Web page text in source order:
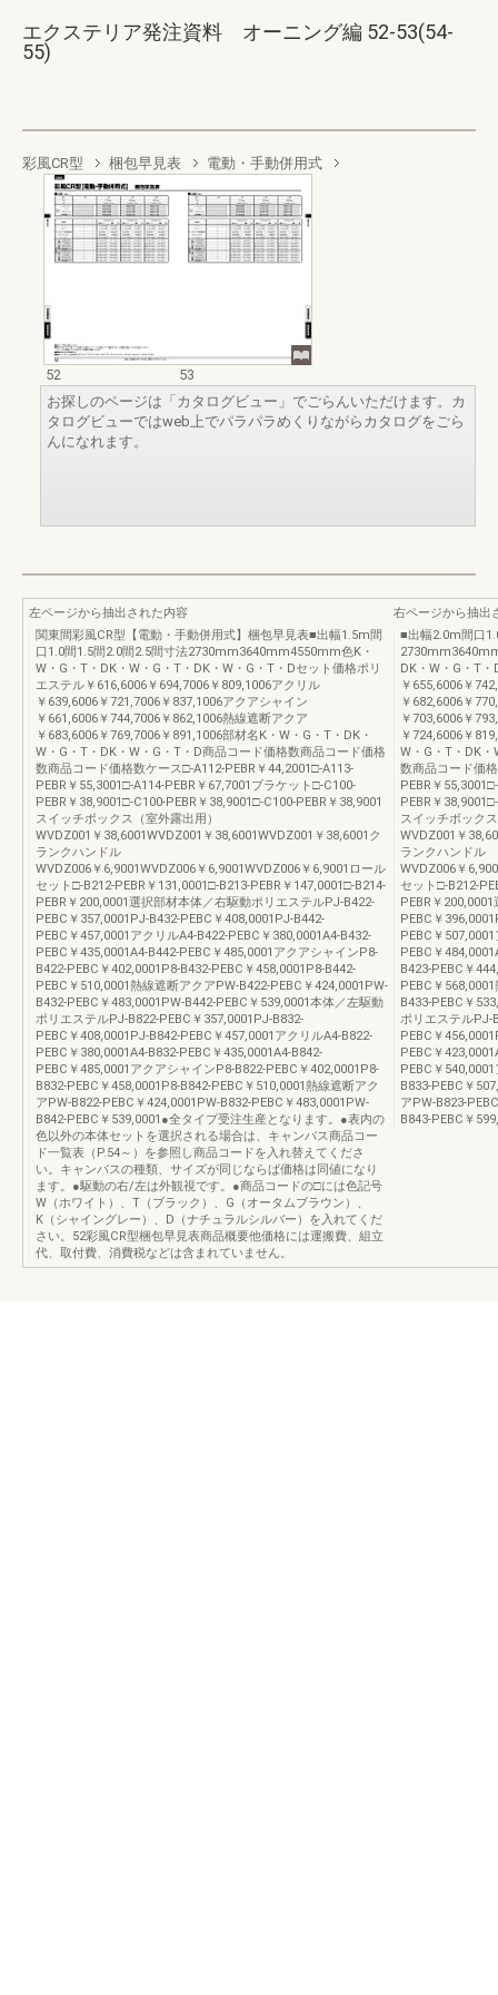
エクステリア発注資料 オーニング編 52-53(54-
55)
彩風CR型 梱包早見表 電動・手動併用式
52
53
お探しのページは「カタログビュー」でごらんいただけます。カ
タログビューではweb上でパラパラめくりながらカタログをごら
んになれます。
左ページから抽出された内容
関東間彩風CR型【電動・手動併用式】梱包早見表■出幅1.5m間
口1.0間1.5間2.0間2.5間寸法2730mm3640mm4550mm色K・
W・G・T・DK・W・G・T・DK・W・G・T・Dセット価格ポリ
エステル￥616,6006￥694,7006￥809,1006アクリル
￥639,6006￥721,7006￥837,1006アクアシャイン
￥661,6006￥744,7006￥862,1006熱線遮断アクア
￥683,6006￥769,7006￥891,1006部材名K・W・G・T・DK・
W・G・T・DK・W・G・T・D商品コード価格数商品コード価格
数商品コード価格数ケース□-A112-PEBR￥44,2001□-A113-
PEBR￥55,3001□-A114-PEBR￥67,7001ブラケット□-C100-
PEBR￥38,9001□-C100-PEBR￥38,9001□-C100-PEBR￥38,9001
スイッチボックス（室外露出用）
WVDZ001￥38,6001WVDZ001￥38,6001WVDZ001￥38,6001ク
ランクハンドル
WVDZ006￥6,9001WVDZ006￥6,9001WVDZ006￥6,9001ロール
セット□-B212-PEBR￥131,0001□-B213-PEBR￥147,0001□-B214-
PEBR￥200,0001選択部材本体／右駆動ポリエステルPJ-B422-
PEBC￥357,0001PJ-B432-PEBC￥408,0001PJ-B442-
PEBC￥457,0001アクリルA4-B422-PEBC￥380,0001A4-B432-
PEBC￥435,0001A4-B442-PEBC￥485,0001アクアシャインP8-
B422-PEBC￥402,0001P8-B432-PEBC￥458,0001P8-B442-
PEBC￥510,0001熱線遮断アクアPW-B422-PEBC￥424,0001PW-
B432-PEBC￥483,0001PW-B442-PEBC￥539,0001本体／左駆動
ポリエステルPJ-B822-PEBC￥357,0001PJ-B832-
PEBC￥408,0001PJ-B842-PEBC￥457,0001アクリルA4-B822-
PEBC￥380,0001A4-B832-PEBC￥435,0001A4-B842-
PEBC￥485,0001アクアシャインP8-B822-PEBC￥402,0001P8-
B832-PEBC￥458,0001P8-B842-PEBC￥510,0001熱線遮断アク
アPW-B822-PEBC￥424,0001PW-B832-PEBC￥483,0001PW-
B842-PEBC￥539,0001●全タイプ受注生産となります。●表内の
色以外の本体セットを選択される場合は、キャンバス商品コー
ド一覧表（P.54～）を参照し商品コードを入れ替えてくださ
い。キャンバスの種類、サイズが同じならば価格は同値になり
ます。●駆動の右/左は外観視です。●商品コードの□には色記号
W（ホワイト）、T（ブラック）、G（オータムブラウン）、
K（シャイングレー）、D（ナチュラルシルバー）を入れてくだ
さい。52彩風CR型梱包早見表商品概要他価格には運搬費、組立
代、取付費、消費税などは含まれていません。
右ページから抽出
■出幅2.0m間口
DK・W・G・T
￥655,6006￥
￥682,6006￥
￥703,6006￥
￥724,6006￥
W・G・T・DK
数商品コード価
PEBR￥
PEBR￥
スイッチボック
WVDZ001￥
ランクハンドル
WVDZ006￥
セット□-B212-
PEBR￥
PEBC￥
PEBC￥
PEBC￥
B423-PEBC￥
PEBC￥
B433-PEBC￥
ポリエステルPJ-
PEBC￥
PEBC￥
PEBC￥
B833-PEBC￥
アPW-B823-
B843-PEBC￥